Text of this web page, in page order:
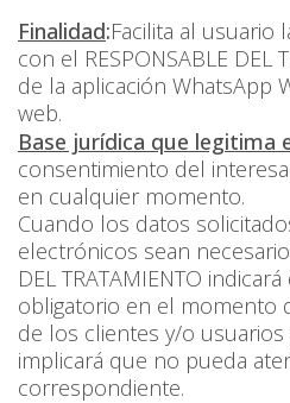
Finalidad:Facilita al usuario
con el RESPONSABLE DEL
de la aplicación WhatsApp
web.
Base jurídica que
consentimiento del
en cualquier momento.
Cuando los datos
electrónicos sean
DEL TRATAMIENTO
obligatorio en el momento
de los clientes y/o
implicará que no pueda
correspondiente.